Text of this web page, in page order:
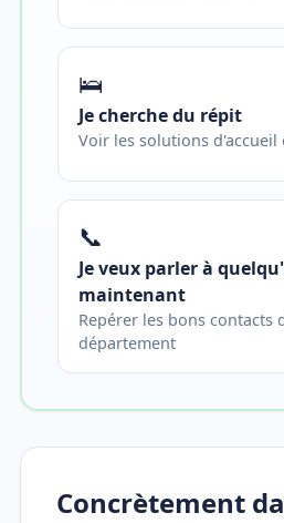
🛌
Je cherche du répit
Voir les solutions d'accueil
📞
Je veux parler à
maintenant
Repérer les bons contacts
département
Concrètement